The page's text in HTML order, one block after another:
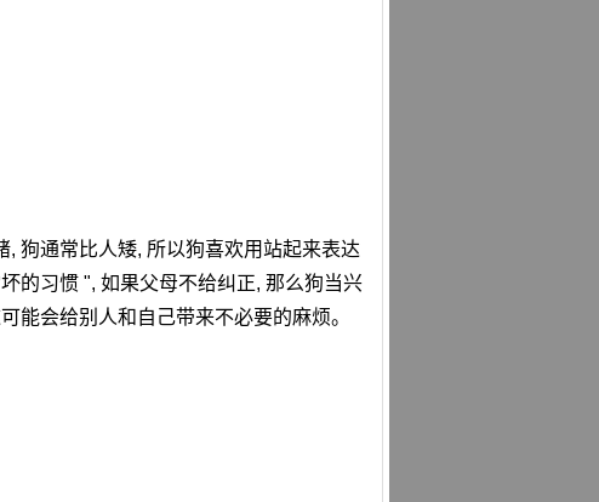
狗通常比人矮, 所以狗喜欢用站起来表达
的习惯 ", 如果父母不给纠正, 那么狗当兴
能会给别人和自己带来不必要的麻烦。